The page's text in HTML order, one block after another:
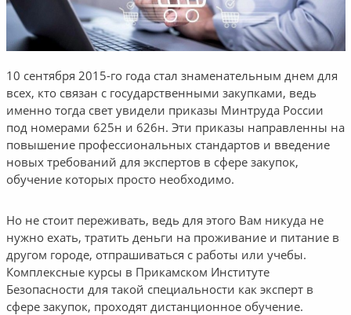
10 сентября 2015-го года стал знаменательным днем для
всех, кто связан с государственными закупками, ведь
именно тогда свет увидели приказы Минтруда России
под номерами 625н и 626н. Эти приказы направленны на
повышение профессиональных стандартов и введение
новых требований для экспертов в сфере закупок,
обучение которых просто необходимо.
Но не стоит переживать, ведь для этого Вам никуда не
нужно ехать, тратить деньги на проживание и питание в
другом городе, отпрашиваться с работы или учебы.
Комплексные курсы в Прикамском Институте
Безопасности для такой специальности как эксперт в
сфере закупок, проходят дистанционное обучение.